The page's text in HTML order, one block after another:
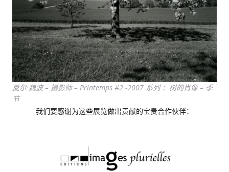
夏尔·魏波 – 摄影师 – Printemps #2 -2007 系列 ：树的肖像 – 季
节
我们要感谢为这些展览做出贡献的宝贵合作伙伴：